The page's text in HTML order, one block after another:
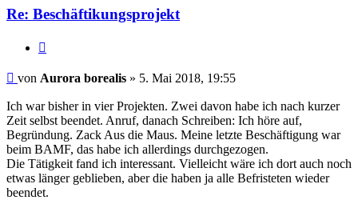
Re: Beschäftikungsprojekt
Beitrag
von Aurora borealis » 5. Mai 2018, 19:55
Ich war bisher in vier Projekten. Zwei davon habe ich nach kurzer
Zeit selbst beendet. Anruf, danach Schreiben: Ich höre auf,
Begründung. Zack Aus die Maus. Meine letzte Beschäftigung war
beim BAMF, das habe ich allerdings durchgezogen.
Die Tätigkeit fand ich interessant. Vielleicht wäre ich dort auch noch
etwas länger geblieben, aber die haben ja alle Befristeten wieder
beendet.